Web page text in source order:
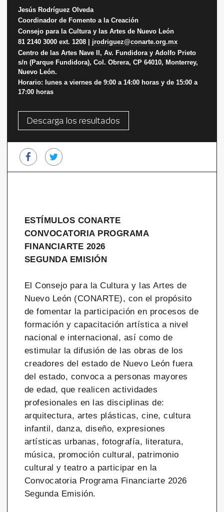
Jesús Rodríguez Olveda
Coordinador de Fomento a la Creación
Consejo para la Cultura y las Artes de Nuevo León
81 2140 3000 ext. 1208 | jrodriguez@conarte.org.mx
Centro de las Artes Nave II, Av. Fundidora y Adolfo Prieto
s/n (Parque Fundidora), Col. Obrera, CP 64010, Monterrey,
Nuevo León.
Horario: lunes a viernes de 9:00 a 14:00 horas y de 15:00 a
17:00 horas
Descarga los resultados
ESTÍMULOS CONARTE
CONVOCATORIA PROGRAMA
FINANCIARTE 2026
SEGUNDA EMISIÓN
El Consejo para la Cultura y las Artes de
Nuevo León (CONARTE), con el propósito
de fomentar la participación en procesos de
formación y capacitación artística a nivel
nacional e internacional, así como de
estimular la difusión de las obras de los
creadores del estado de Nuevo León fuera
del estado, convoca a personas mayores
de edad, que realicen actividades
profesionales en las disciplinas de:
arquitectura, artes plásticas, cine, cultura
infantil, danza, diseño, expresiones
artísticas urbanas, fotografía, literatura,
música, promoción cultural, patrimonio
cultural y teatro a participar en la
Convocatoria Programa Financiarte 2026
Segunda Emisión.